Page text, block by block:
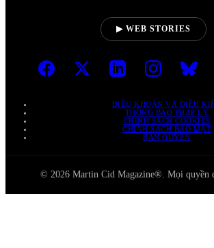
▶ WEB STORIES
ĐIỀU KHOẢN VÀ ĐIỀU
THÔNG BÁO PHÁP LÝ
CHÍNH SÁCH COOKIES
CHÍNH SÁCH BẢO MẬT
BẢN QUYỀN
© 2026 Martin Cid Magazine®. Mọi quyền